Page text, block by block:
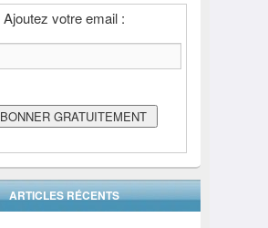
Ajoutez votre email :
ARTICLES RÉCENTS